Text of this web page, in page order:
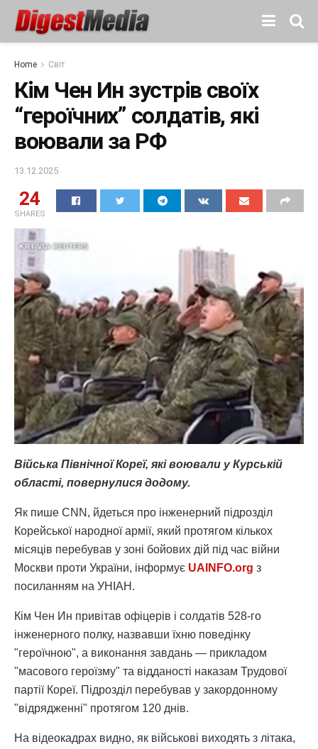
Home Світ
Кім Чен Ин зустрів своїх
“героїчних” солдатів, які
воювали за РФ
13.12.2025
24
SHARES
Війська Північної Кореї, які воювали у Курській
області, повернулися додому.
Як пише CNN, йдеться про інженерний підрозділ
Корейської народної армії, який протягом кількох
місяців перебував у зоні бойових дій під час війни
Москви проти України, інформує UAINFO.org з
посиланням на УНІАН.
Кім Чен Ин привітав офіцерів і солдатів 528-го
інженерного полку, назвавши їхню поведінку
"героїчною", а виконання завдань — прикладом
"масового героїзму" та відданості наказам Трудової
партії Кореї. Підрозділ перебував у закордонному
"відрядженні" протягом 120 днів.
На відеокадрах видно, як військові виходять з літака,